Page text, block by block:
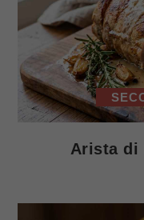
Arista di